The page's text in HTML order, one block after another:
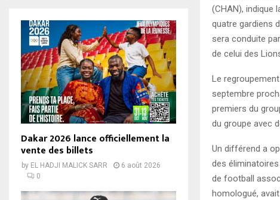
(CHAN), indique
quatre gardiens
sera conduite
de celui des
Le
septembre
premiers du
du groupe avec
Un différend a
des
de football
homologué,
Dakar 2026 lance officiellement la
vente des billets
by EL HADJI MALICK SARR
6 août 2026
0